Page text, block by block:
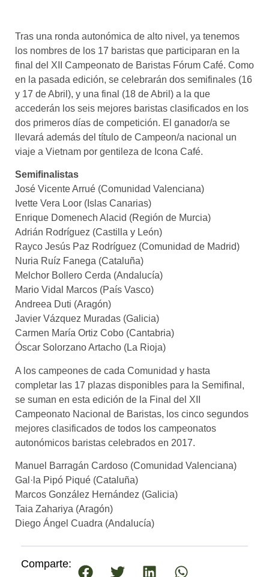
algo nuevo que
enseñarnos
BOLSA DE TRABAJO
¡te imaginas vivir de tu pasión
por el café?
CONTACTO
¡queremos saber
Tras una ronda autonómica de alto nivel, ya tenemos
los nombres de los 17 baristas que participaran en la
final del XII Campeonato de Baristas Fórum Café. Como
en la pasada edición, se celebrarán dos semifinales (16
y 17 de Abril), y una final (18 de Abril) a la que
accederán los seis mejores baristas clasificados en los
dos primeros días de competición. El ganador/a se
llevará además del título de Campeon/a nacional un
viaje a Vietnam por gentileza de Icona Café.
Semifinalistas
José Vicente Arrué (Comunidad Valenciana)
Ivette Vera Loor (Islas Canarias)
Enrique Domenech Alacid (Región de Murcia)
Adrián Rodríguez (Castilla y León)
Rayco Jesús Paz Rodríguez (Comunidad de Madrid)
Nuria Ruíz Fanega (Cataluña)
Melchor Bollero Cerda (Andalucía)
Mario Vidal Marcos (País Vasco)
Andreea Duti (Aragón)
Javier Vázquez Muradas (Galicia)
Carmen María Ortiz Cobo (Cantabria)
Óscar Solorzano Artacho (La Rioja)
A los campeones de cada Comunidad y hasta
completar las 17 plazas disponibles para la Semifinal,
se suman en esta edición de la Final del XII
Campeonato Nacional de Baristas, los cinco segundos
mejores clasificados de todos los campeonatos
autonómicos baristas celebrados en 2017.
Manuel Barragán Cardoso (Comunidad Valenciana)
Gal·la Pipó Piqué (Cataluña)
Marcos González Hernández (Galicia)
Taia Zahariya (Aragón)
Diego Ángel Cuadra (Andalucía)
Comparte: